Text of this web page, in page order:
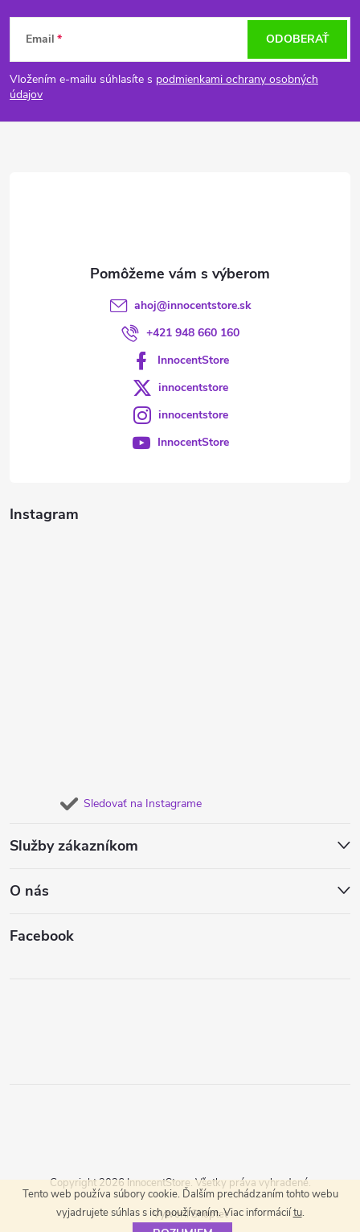
Tento web používa súbory cookie. Ďalším prechádzaním tohto webu
vyjadrujete súhlas s ich používaním. Viac informáciítu.
Z
á
p
Email
Vložením e-mailu súhlasíte s podmienkami ochrany osobných
údajov
ODOBERAŤ
Instagram
Sledovať na Instagrame
Služby zákazníkom
O nás
Facebook
ahoj@innocentstore.sk
+421 948 660 160
InnocentStore
innocentstore
innocentstore
InnocentStore
Vytvoril Shoptet
Copyright 2026 InnocentStore. Všetky práva vyhradené.